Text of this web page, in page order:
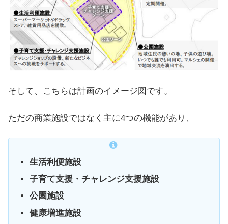
そして、こちらは計画のイメージ図です。
ただの商業施設ではなく主に4つの機能があり、
生活利便施設
子育て支援・チャレンジ支援施設
公園施設
健康増進施設